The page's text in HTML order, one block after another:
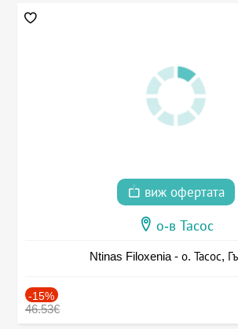
виж офертата
о-в Тасос
Ntinas Filoxenia - о. Тасос,
-15%
46.53€